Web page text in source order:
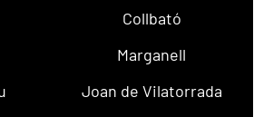
Collbató
Marganell
Joan de Vilatorrada